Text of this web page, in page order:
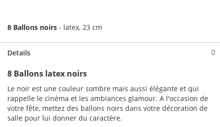
8 Ballons noirs - latex, 23 cm
Details
8 Ballons latex noirs
Le noir est une couleur sombre mais aussi élégante et qui
rappelle le cinéma et les ambiances glamour. A l'occasion de
votre fête, mettez des ballons noirs dans votre décoration de
salle pour lui donner du caractère.